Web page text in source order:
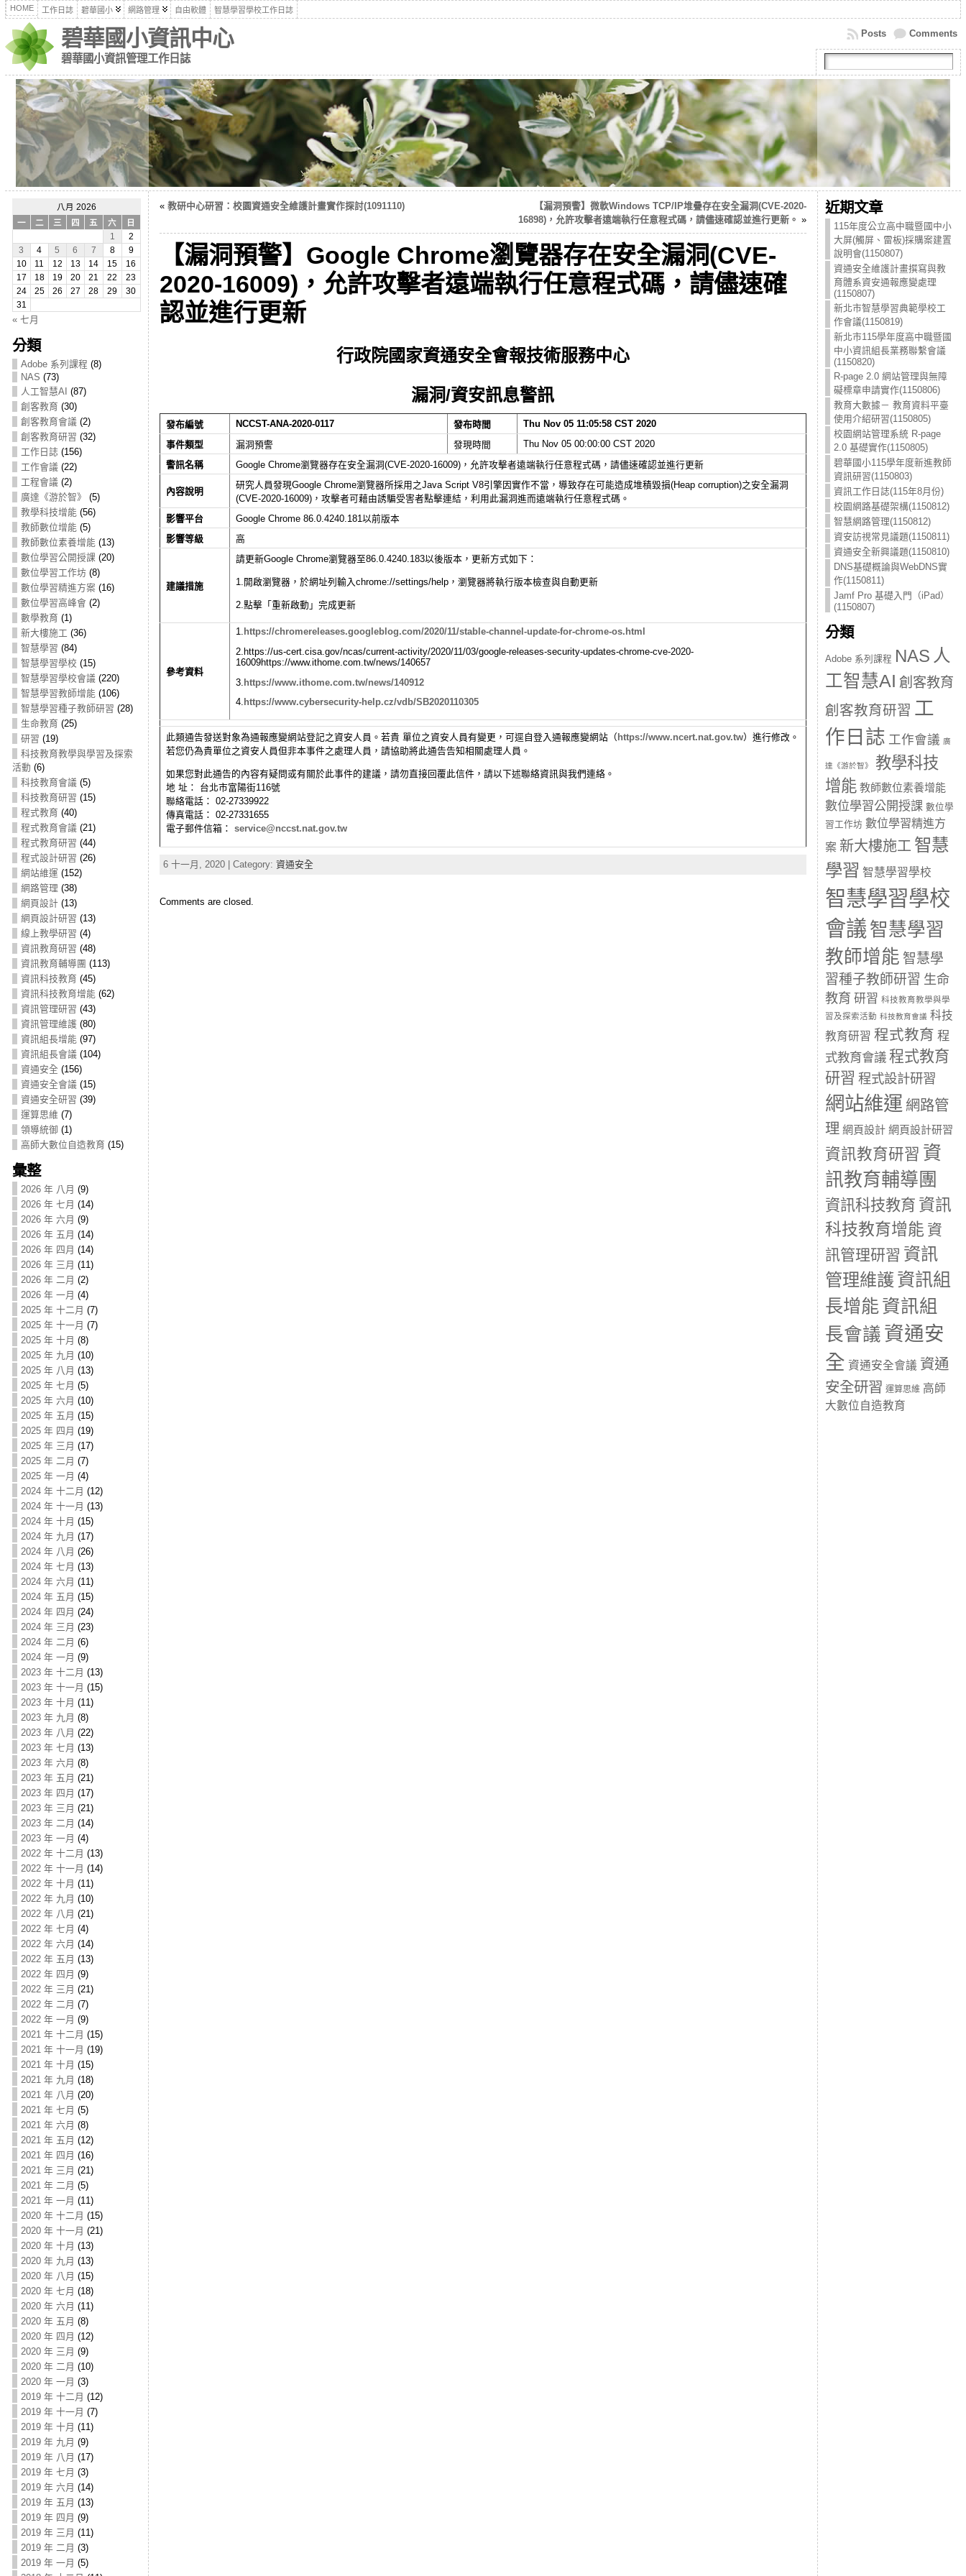
HOME 工作日誌 碧華國小 網路管理 自由軟體 智慧學習學校工作日誌
碧華國小資訊中心
碧華國小資訊管理工作日誌
Comments
Posts
八月 2026
一
二 三 四 五 六
日
1
2
3
4 5 6 7 8
9
10
11 12 13 14 15
16
17
18 19 20 21 22
23
24
25 26 27 28 29
30
31
« 七月
分類
Adobe 系列課程 (8)
NAS (73)
人工智慧AI (87)
創客教育 (30)
創客教育會議 (2)
創客教育研習 (32)
工作日誌 (156)
工作會議 (22)
工程會議 (2)
廣達《游於智》
(5)
教學科技增能(56)
教師數位增能(5)
教師數位素養增能(13)
數位學習公開授課 (20)
數位學習工作坊(8)
數位學習精進方案 (16)
數位學習高峰會 (2)
數學教育 (1)
新大樓施工 (36)
智慧學習 (84)
智慧學習學校 (15)
智慧學習學校會議 (220)
智慧學習教師增能(106)
智慧學習種子教師研習 (28)
生命教育 (25)
研習 (19)
科技教育教學與學習及探索
活動 (6)
科技教育會議 (5)
科技教育研習 (15)
程式教育 (40)
程式教育會議 (21)
程式教育研習 (44)
程式設計研習 (26)
網站維運 (152)
網路管理 (38)
網頁設計(13)
網頁設計研習 (13)
線上教學研習 (4)
資訊教育研習 (48)
資訊教育輔導團 (113)
資訊科技教育 (45)
資訊科技教育增能(62)
資訊管理研習 (43)
資訊管理維護(80)
資訊組長增能(97)
資訊組長會議 (104)
資通安全 (156)
資通安全會議 (15)
資通安全研習 (39)
運算思維 (7)
領導統御 (1)
高師大數位自造教育 (15)
彙整
2026 年 八月 (9)
2026 年 七月 (14)
2026 年 六月 (9)
2026 年 五月 (14)
2026 年 四月 (14)
2026 年 三月 (11)
2026 年 二月 (2)
2026 年 一月 (4)
2025 年 十二月 (7)
2025 年 十一月 (7)
2025 年 十月 (8)
2025 年 九月 (10)
2025 年 八月 (13)
2025 年 七月 (5)
2025 年 六月 (10)
2025 年 五月 (15)
2025 年 四月 (19)
2025 年 三月 (17)
2025 年 二月 (7)
2025 年 一月 (4)
2024 年 十二月 (12)
2024 年 十一月 (13)
2024 年 十月 (15)
2024 年 九月 (17)
2024 年 八月 (26)
2024 年 七月 (13)
2024 年 六月 (11)
2024 年 五月 (15)
2024 年 四月 (24)
2024 年 三月 (23)
2024 年 二月 (6)
2024 年 一月 (9)
2023 年 十二月 (13)
2023 年 十一月 (15)
2023 年 十月 (11)
2023 年 九月 (8)
2023 年 八月 (22)
2023 年 七月 (13)
2023 年 六月 (8)
2023 年 五月 (21)
2023 年 四月 (17)
2023 年 三月 (21)
2023 年 二月 (14)
2023 年 一月 (4)
2022 年 十二月 (13)
2022 年 十一月 (14)
2022 年 十月 (11)
2022 年 九月 (10)
2022 年 八月 (21)
2022 年 七月 (4)
2022 年 六月 (14)
2022 年 五月 (13)
2022 年 四月 (9)
2022 年 三月 (21)
2022 年 二月 (7)
2022 年 一月 (9)
2021 年 十二月 (15)
2021 年 十一月 (19)
2021 年 十月 (15)
2021 年 九月 (18)
2021 年 八月 (20)
2021 年 七月 (5)
2021 年 六月 (8)
2021 年 五月 (12)
2021 年 四月 (16)
2021 年 三月 (21)
2021 年 二月 (5)
2021 年 一月 (11)
2020 年 十二月 (15)
2020 年 十一月 (21)
2020 年 十月 (13)
2020 年 九月 (13)
2020 年 八月 (15)
2020 年 七月 (18)
2020 年 六月 (11)
2020 年 五月 (8)
2020 年 四月 (12)
2020 年 三月 (9)
2020 年 二月 (10)
2020 年 一月 (3)
2019 年 十二月 (12)
2019 年 十一月 (7)
2019 年 十月 (11)
2019 年 九月 (9)
2019 年 八月 (17)
2019 年 七月 (3)
2019 年 六月 (14)
2019 年 五月 (13)
2019 年 四月 (9)
2019 年 三月 (11)
2019 年 二月 (3)
2019 年 一月 (5)
« 教研中心研習：校園資通安全維護計畫實作探討(1091110)
【漏洞預警】微軟Windows TCP/IP堆疊存在安全漏洞(CVE-2020-
16898)，允許攻擊者遠端執行任意程式碼，請儘速確認並進行更新。 »
【漏洞預警】Google Chrome瀏覽器存在安全漏洞(CVE-
2020-16009)，允許攻擊者遠端執行任意程式碼，請儘速確
認並進行更新
行政院國家資通安全會報技術服務中心
漏洞/資安訊息警訊
發布編號 NCCST-ANA-2020-0117 發布時間
Thu Nov 05 11:05:58 CST 2020
事件類型
漏洞預警 發現時間
Thu Nov 05 00:00:00 CST 2020
警訊名稱
Google Chrome瀏覽器存在安全漏洞(CVE-2020-16009)，允許攻擊者遠端執行任意程式碼， 請儘速確認並進行更新
內容說明
研究人員發現Google Chrome瀏覽器所採用之Java Script V8引擎因實作不當，導致存在可能造成堆積毀損(Heap corruption)之安全漏洞
(CVE-2020-16009)，攻擊者可藉由誘騙受害者點擊連結， 利用此漏洞進而遠端執行任意程式碼。
影響平台
Google Chrome 86.0.4240.181以前版本
影響等級
高
建議措施
請更新Google Chrome瀏覽器至86.0.4240.183以後版本， 更新方式如下：
1.開啟瀏覽器，於網址列輸入chrome://settings/help，瀏覽器將執行版本檢查與自動更新
2.點擊「重新啟動」完成更新
參考資料
1. https://chromereleases.googleblog.com/2020/11/stable-channel-update-for-chrome-os. html
2.https://us-cert.cisa.gov/ncas/current-activity/2020/11/03/google-releases-security-updates-chrome-cve-2020-
16009https://www.ithome.com. tw/news/140657
3. https://www.ithome.com.tw/news/140912
4. https://www.cybersecurity-help.cz/vdb/SB2020110305
此類通告發送對象為通報應變網站登記之資安人員。若貴 單位之資安人員有變更，可逕自登入通報應變網站（ https://www.ncert.nat.gov.tw）進行修改。
若您仍為貴單位之資安人員但非本事件之處理人員， 請協助將此通告告知相關處理人員。
如果您對此通告的內容有疑問或有關於此事件的建議， 請勿直接回覆此信件，請以下述聯絡資訊與我們連絡。
地 址： 台北市富陽街116號
聯絡電話： 02-27339922
傳真電話： 02-27331655
電子郵件信箱： service@nccst.nat.gov.tw
6 十一月, 2020 | Category: 資通安全
Comments are closed.
近期文章
115年度公立高中職暨國中小
大屏(觸屏、雷板)採購案建置
說明會(1150807)
資通安全維護計畫撰寫與教
育體系資安通報應變處理
(1150807)
新北市智慧學習典範學校工
作會議(1150819)
新北市115學年度高中職暨國
中小資訊組長業務聯繫會議
(1150820)
R-page 2.0 網站管理與無障
礙標章申請實作(1150806)
教育大數據－ 教育資料平臺
使用介紹研習(1150805)
校園網站管理系統 R-page
2.0 基礎實作(1150805)
碧華國小115學年度新進教師
資訊研習(1150803)
資訊工作日誌(115年8月份)
校園網路基礎架構(1150812)
智慧網路管理(1150812)
資安訪視常見議題(1150811)
資通安全新興議題(1150810)
DNS基礎概論與WebDNS實
作(1150811)
Jamf Pro 基礎入門（iPad）
(1150807)
分類
Adobe 系列課程 NAS 人
工智慧AI 創客教育
創客教育研習 工
作日誌 工作會議 廣
達《游於智》
教學科技
增能 教師數位素養增能
數位學習公開授課 數位學
習工作坊 數位學習精進方
案 新大樓施工 智慧
學習 智慧學習學校
智慧學習學校
會議 智慧學習
教師增能 智慧學
習種子教師研習 生命
教育 研習 科技教育教學與學
習及探索活動 科技教育會議 科技
教育研習 程式教育 程
式教育會議 程式教育
研習 程式設計研習
網站維運 網路管
理 網頁設計 網頁設計研習
資訊教育研習 資
訊教育輔導團
資訊科技教育 資訊
科技教育增能 資
訊管理研習 資訊
管理維護 資訊組
長增能資訊組
長會議 資通安
全 資通安全會議 資通
安全研習 運算思維 高師
大數位自造教育